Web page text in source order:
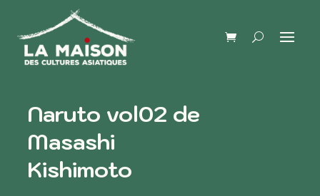
Naruto vol02 de
Masashi
Kishimoto